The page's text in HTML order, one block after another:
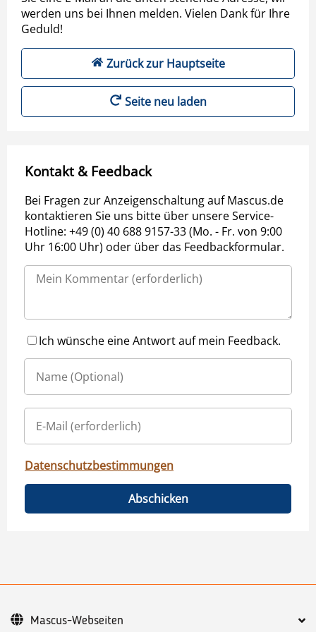
werden uns bei Ihnen melden. Vielen Dank für Ihre
Geduld!
Zurück zur Hauptseite
Seite neu laden
Kontakt & Feedback
Bei Fragen zur Anzeigenschaltung auf Mascus.de
kontaktieren Sie uns bitte über unsere Service-
Hotline: +49 (0) 40 688 9157-33 (Mo. - Fr. von 9:00
Uhr 16:00 Uhr) oder über das Feedbackformular.
Ich wünsche eine Antwort auf mein Feedback.
Datenschutzbestimmungen
Abschicken
Mascus-Webseiten